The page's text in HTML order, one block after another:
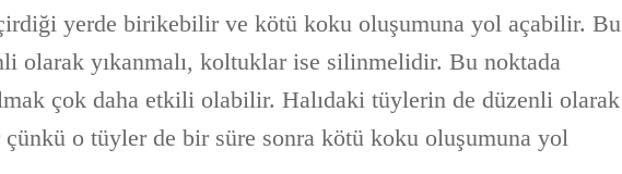
yerde birikebilir ve kötü koku oluşumuna yol açabilir. Bu
olarak yıkanmalı, koltuklar ise silinmelidir. Bu noktada
çok daha etkili olabilir. Halıdaki tüylerin de düzenli olarak
o tüyler de bir süre sonra kötü koku oluşumuna yol